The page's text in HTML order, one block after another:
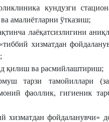
кундузги
амалиётларни ўтказиш;
лаёқатсизлигини
хизматдан
қилиш ва расмийлаштириш;
тарзи тамойиллари
фаоллик, гигиеник
хизматдан фойдаланувчи»